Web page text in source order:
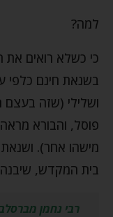
למה?
כי כשלא רואים את
בשנאת חינם כלפי
ושלילי (שזה בעצם
פוסל, והבורא
מישהו אחר).
בית המקדש, שיבנה
רבי נחמן